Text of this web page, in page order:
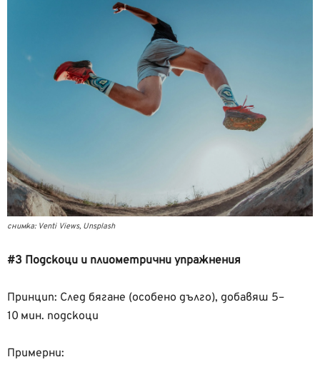
снимка: Venti Views, Unsplash
#3 Подскоци и плиометрични упражнения
Принцип: След бягане (особено дълго), добавяш 5–
10 мин. подскоци
Примерни: